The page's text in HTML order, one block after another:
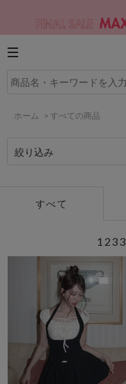
ホーム > すべての商品
絞り込み
すべて
1233